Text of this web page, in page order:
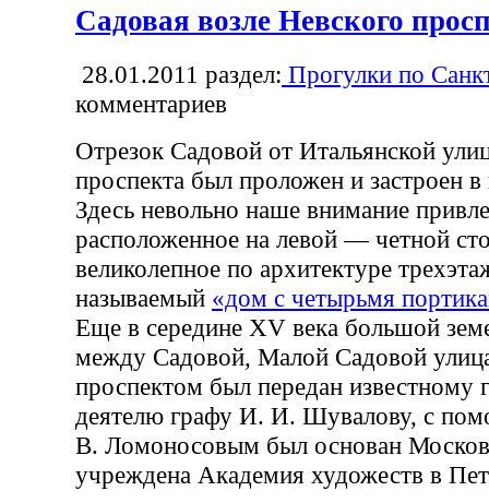
Садовая возле Невского
28.01.2011 раздел: Прогулки по
комментариев
Отрезок Садовой от Итальянской
проспекта был проложен и застроен
Здесь невольно наше внимание
расположенное на левой — четной
великолепное по архитектуре
называемый «дом с четырьмя
Еще в середине XV века большой
между Садовой, Малой Садовой
проспектом был передан известному
деятелю графу И. И. Шувалову, с
В. Ломоносовым был основан
учреждена Академия художеств в